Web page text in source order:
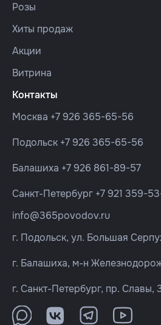
Розы
Хиты продаж
Акции
Витрина
Контакты
Москва +7 926 365-65-56
Подольск +7 926 365-65-56
Балашиха +7 926 861-89-57
Санкт-Петербург +7 921 359-
info@365povodov.ru
г. Подольск, ул. Большая
г. Балашиха, м-н
г. Санкт-Петербург, пр. Славы,